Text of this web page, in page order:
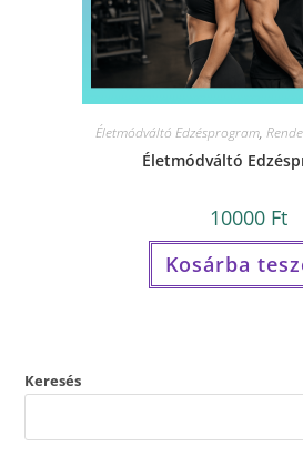
Életmódváltó Edzésprogram,
Életmódváltó
10000 Ft
Kosárba
Keresés